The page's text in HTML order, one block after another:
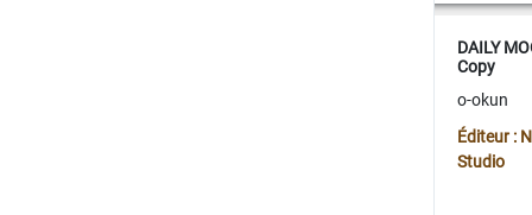
DAILY
Copy
o-okun
Éditeur :
Studio